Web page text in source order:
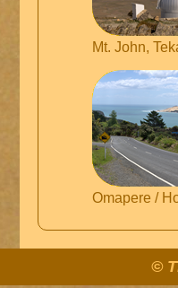
Mt. John,
Omapere /
©